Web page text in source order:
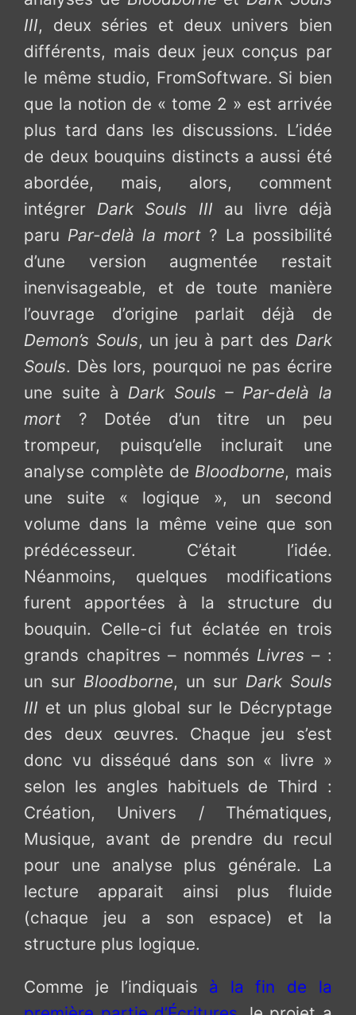
III, deux séries et deux univers bien
différents, mais deux jeux conçus par
le même studio, FromSoftware. Si bien
que la notion de « tome 2 » est arrivée
plus tard dans les discussions. L’idée
de deux bouquins distincts a aussi été
abordée, mais, alors, comment
intégrer Dark Souls III au livre déjà
paru Par-delà la mort ? La possibilité
d’une version augmentée restait
inenvisageable, et de toute manière
l’ouvrage d’origine parlait déjà de
Demon’s Souls, un jeu à part des Dark
Souls. Dès lors, pourquoi ne pas écrire
une suite à Dark Souls – Par-delà la
mort ? Dotée d’un titre un peu
trompeur, puisqu’elle inclurait une
analyse complète de Bloodborne, mais
une suite « logique », un second
volume dans la même veine que son
prédécesseur. C’était l’idée.
Néanmoins, quelques modifications
furent apportées à la structure du
bouquin. Celle-ci fut éclatée en trois
grands chapitres – nommés Livres – :
un sur Bloodborne, un sur Dark Souls
III et un plus global sur le Décryptage
des deux œuvres. Chaque jeu s’est
donc vu disséqué dans son « livre »
selon les angles habituels de Third :
Création, Univers / Thématiques,
Musique, avant de prendre du recul
pour une analyse plus générale. La
lecture apparait ainsi plus fluide
(chaque jeu a son espace) et la
structure plus logique.
Comme je l’indiquais à la fin de la